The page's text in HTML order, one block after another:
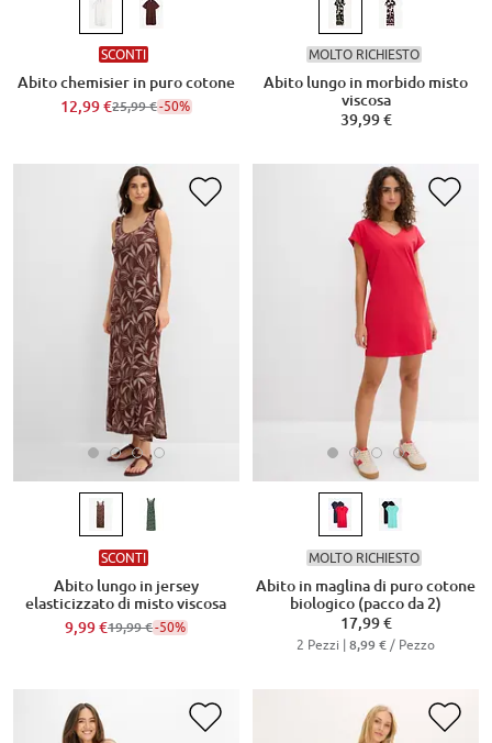
SCONTI
Abito chemisier in puro cotone
12,99 €25,99 €-50%
MOLTO RICHIESTO
Abito lungo in morbido misto
viscosa
39,99 €
SCONTI
Abito lungo in jersey
elasticizzato di misto viscosa
9,99 €19,99 €-50%
MOLTO RICHIESTO
Abito in maglina di puro cotone
biologico (pacco da 2)
17,99 €
2 Pezzi | 8,99 € / Pezzo